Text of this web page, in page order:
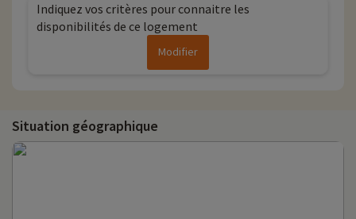
Indiquez vos critères pour connaitre les
disponibilités de ce logement
Modifier
Situation géographique